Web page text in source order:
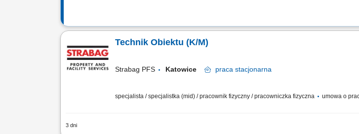
Technik Obiektu (K/M)
Strabag PFS Katowice praca stacjonarna
specjalista / specjalistka (mid) / pracownik fizyczny / pracowniczka fizyczna umowa o
3 dni